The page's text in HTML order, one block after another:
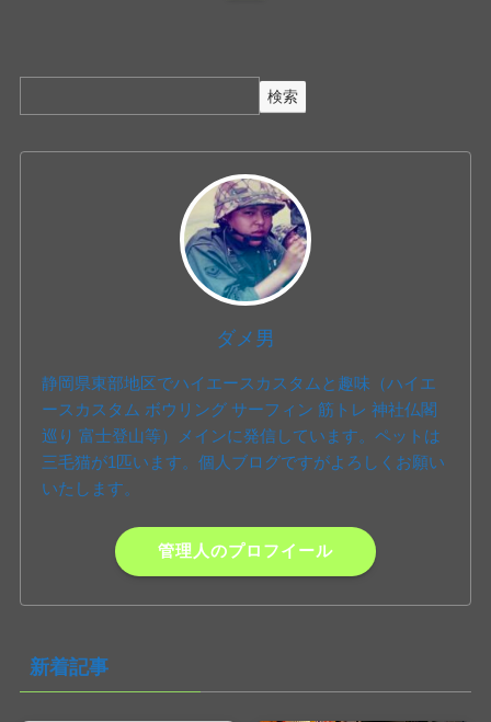
検索
ダメ男
静岡県東部地区でハイエースカスタムと趣味（ハイエ
ースカスタム ボウリング サーフィン 筋トレ 神社仏閣
巡り 富士登山等）メインに発信しています。ペットは
三毛猫が1匹います。個人ブログですがよろしくお願い
いたします。
管理人のプロフイール
新着記事